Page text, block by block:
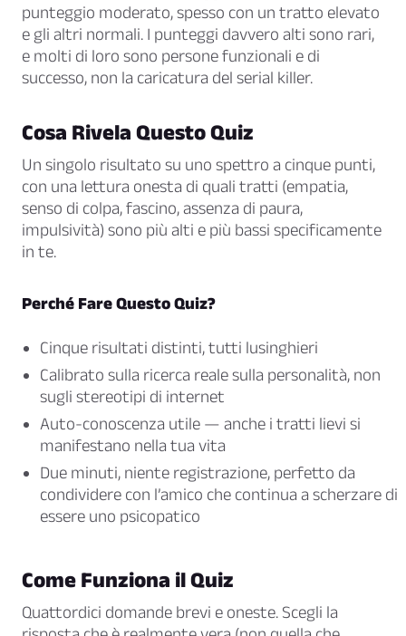
punteggio moderato, spesso con un tratto elevato
e gli altri normali. I punteggi davvero alti sono rari,
e molti di loro sono persone funzionali e di
successo, non la caricatura del serial killer.
Cosa Rivela Questo Quiz
Un singolo risultato su uno spettro a cinque punti,
con una lettura onesta di quali tratti (empatia,
senso di colpa, fascino, assenza di paura,
impulsività) sono più alti e più bassi specificamente
in te.
Perché Fare Questo Quiz?
Cinque risultati distinti, tutti lusinghieri
Calibrato sulla ricerca reale sulla personalità, non
sugli stereotipi di internet
Auto-conoscenza utile — anche i tratti lievi si
manifestano nella tua vita
Due minuti, niente registrazione, perfetto da
condividere con l’amico che continua a scherzare di
essere uno psicopatico
Come Funziona il Quiz
Quattordici domande brevi e oneste. Scegli la